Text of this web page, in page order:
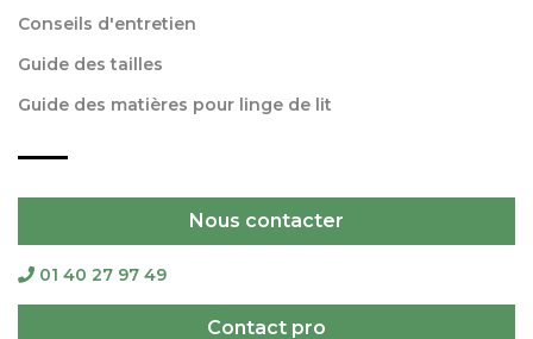
Conseils d'entretien
Guide des tailles
Guide des matières pour linge de lit
Nous contacter
01 40 27 97 49
Contact pro